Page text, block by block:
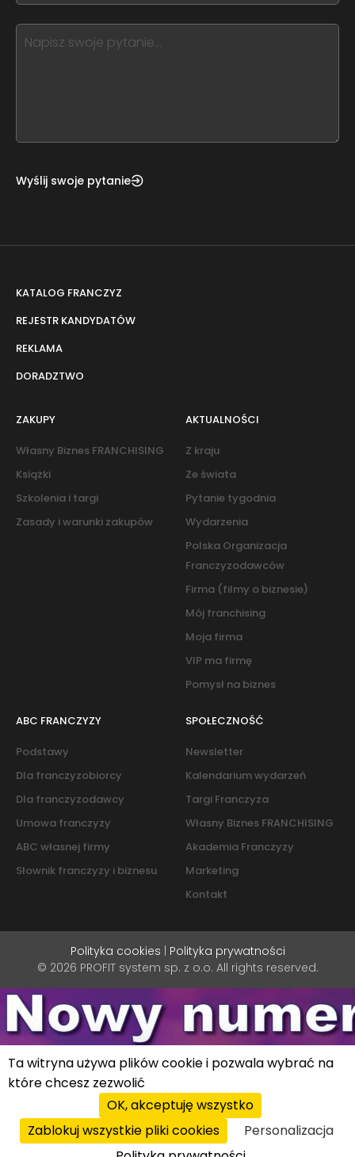
blank
this,
leave
Wyślij swoje pytanie
KATALOG FRANCZYZ
REJESTR KANDYDATÓW
REKLAMA
DORADZTWO
ZAKUPY
Własny Biznes FRANCHISING
Książki
Szkolenia i targi
Zasady i warunki zakupów
AKTUALNOŚCI
Z kraju
Ze świata
Pytanie tygodnia
Wydarzenia
Polska Organizacja
Franczyzodawców
Firma (filmy o biznesie)
Mój franchising
Moja firma
VIP ma firmę
Pomysł na biznes
ABC FRANCZYZY
Podstawy
Dla franczyzobiorcy
Dla franczyzodawcy
Umowa franczyzy
ABC własnej firmy
Słownik franczyzy i biznesu
SPOŁECZNOŚĆ
Newsletter
Kalendarium wydarzeń
Targi Franczyza
Własny Biznes FRANCHISING
Akademia Franczyzy
Marketing
Kontakt
Polityka cookies
Polityka prywatności
© 2026 PROFIT system sp. z o.o. All rights reserved.
Ta witryna używa plików cookie i pozwala wybrać na
które chcesz zezwolić
OK, akceptuję wszystko
Zablokuj wszystkie pliki cookies
Personalizacja